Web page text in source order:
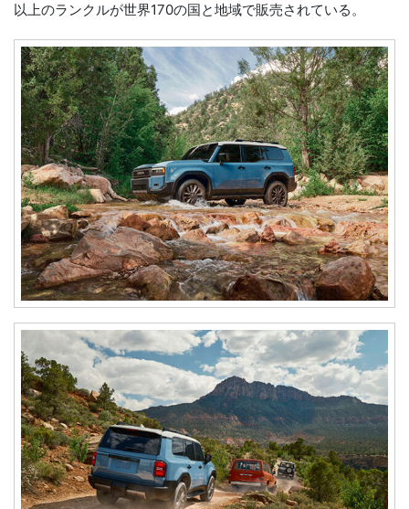
以上のランクルが世界170の国と地域で販売されている。